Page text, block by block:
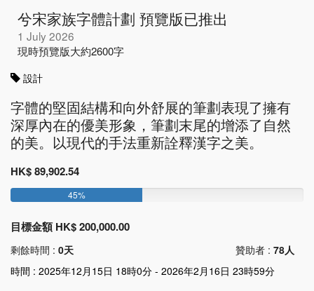
兮宋家族字體計劃 預覽版已推出
1 July 2026
現時預覽版大約2600字
設計
字體的堅固結構和向外舒展的筆劃表現了擁有
深厚內在的優美形象，筆劃末尾的增添了自然
的美。以現代的手法重新詮釋漢字之美。
HK$ 89,902.54
45%
目標金額 HK$ 200,000.00
剩餘時間 : 0天 贊助者 :78人
時間 : 2025年12月15日 18時0分 - 2026年2月16日 23時59分